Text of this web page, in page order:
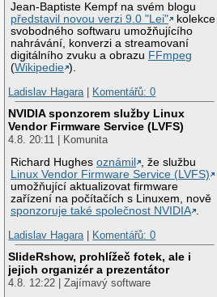
Jean-Baptiste Kempf na svém blogu
představil novou verzi 9.0 "Lei"
kolekce
svobodného softwaru umožňujícího
nahrávání, konverzi a streamovaní
digitálního zvuku a obrazu FFmpeg
(Wikipedie ).
Ladislav Hagara| Komentářů: 0
NVIDIA sponzorem služby Linux
Vendor Firmware Service (LVFS)
4.8. 20:11 | Komunita
Richard Hughesoznámil
, že službu
Linux Vendor Firmware Service (LVFS)
umožňující aktualizovat firmware
zařízení na počítačích s Linuxem, nově
sponzoruje také společnost NVIDIA .
Ladislav Hagara| Komentářů: 0
SlideRshow, prohlížeč fotek, ale i
jejich organizér a prezentátor
4.8. 12:22 | Zajímavý software